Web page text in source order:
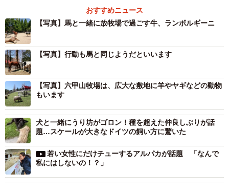
おすすめニュース
【写真】馬と一緒に放牧場で過ごす牛、ランボルギーニ
【写真】行動も馬と同じようだといいます
【写真】六甲山牧場は、広大な敷地に羊やヤギなどの動物
もいます
犬と一緒にうり坊がゴロン！種を超えた仲良しぶりが話
題…スケールが大きなドイツの飼い方に驚いた
若い女性にだけチューするアルパカが話題 「なんで
私にはしないの！？」